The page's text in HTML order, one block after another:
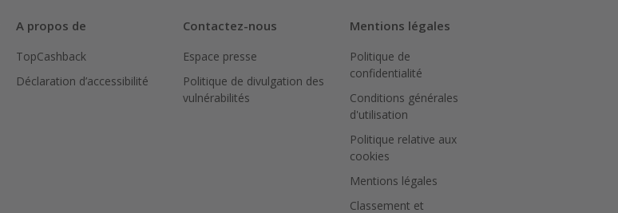
A propos de
TopCashback
Déclaration d’accessibilité
Contactez-nous
Espace presse
Politique de divulgation des
vulnérabilités
Mentions légales
Politique de
confidentialité
Conditions générales
d'utilisation
Politique relative aux
cookies
Mentions légales
Classement et